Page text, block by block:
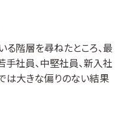
階層を尋ねたところ、最
手社員、中堅社員、新入社
は大きな偏りのない結果